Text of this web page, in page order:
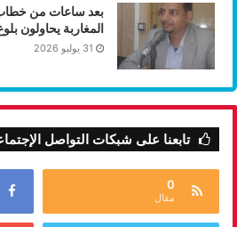
بعد ساعات من
المغاربة يحاولون
31 يوليو 2026
تابعنا على شبكات التواصل
0
مقال